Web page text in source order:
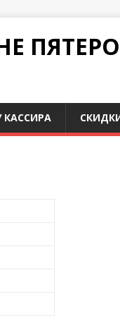
КАССИРА